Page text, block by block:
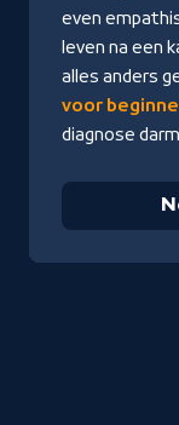
even
leven na een
alles anders
voor
diagnose